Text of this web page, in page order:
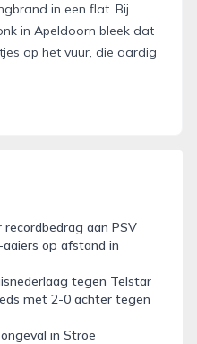
in een flat. Bij
in Apeldoorn bleek dat
op het vuur, die aardig
recordbedrag aan PSV
op afstand in
tegen Telstar
met 2-0 achter tegen
in Stroe